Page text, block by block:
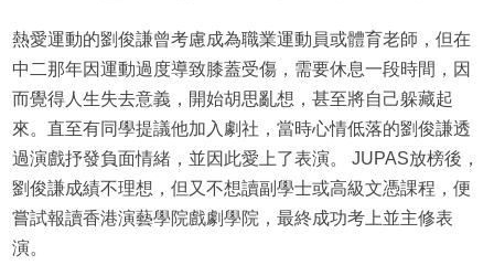
熱愛運動的劉俊謙曾考慮成為職業運動員或體育老師，但在
中二那年因運動過度導致膝蓋受傷，需要休息一段時間，因
而覺得人生失去意義，開始胡思亂想，甚至將自己躲藏起
來。直至有同學提議他加入劇社，當時心情低落的劉俊謙透
過演戲抒發負面情緒，並因此愛上了表演。 JUPAS放榜後，
劉俊謙成績不理想，但又不想讀副學士或高級文憑課程，便
嘗試報讀香港演藝學院戲劇學院，最終成功考上並主修表
演。